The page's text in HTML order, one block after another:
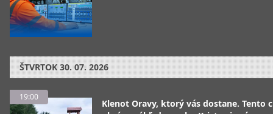
ŠTVRTOK 30. 07. 2026
19:00
Klenot Oravy, ktorý vás dostane. Tento